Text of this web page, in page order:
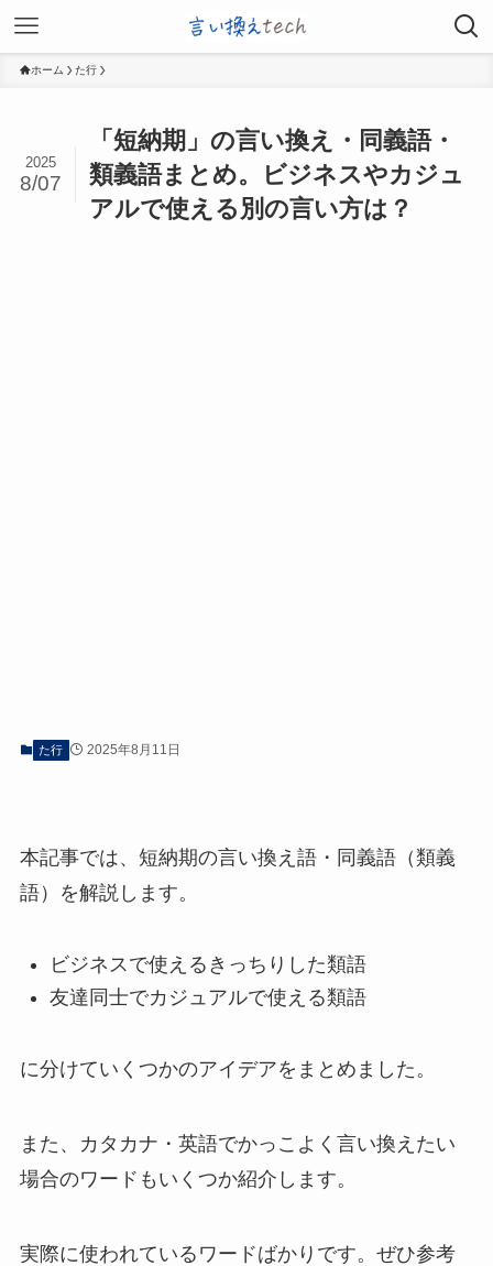
ホーム た行
「短納期」の言い換え・同義語・
類義語まとめ。ビジネスやカジュ
アルで使える別の言い方は？
2025
8/07
た行 2025年8月11日
本記事では、短納期の言い換え語・同義語（類義
語）を解説します。
ビジネスで使えるきっちりした類語
友達同士でカジュアルで使える類語
に分けていくつかのアイデアをまとめました。
また、カタカナ・英語でかっこよく言い換えたい
場合のワードもいくつか紹介します。
実際に使われているワードばかりです。ぜひ参考